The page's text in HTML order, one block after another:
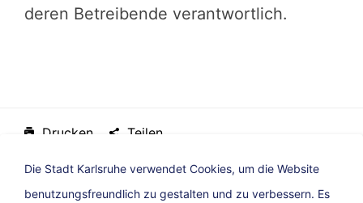
deren Betreibende verantwortlich.
Drucken
Teilen
Die Stadt Karlsruhe verwendet Cookies, um die Website
benutzungsfreundlich zu gestalten und zu verbessern. Es